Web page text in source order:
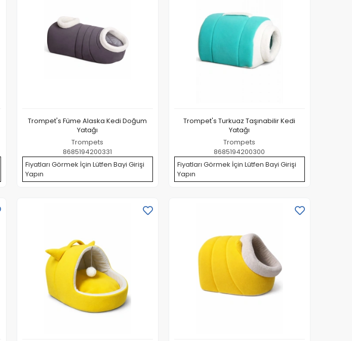
Trompet's Füme Alaska Kedi Doğum
Yatağı
Trompets
8685194200331
Fiyatları Görmek İçin Lütfen Bayi Girişi
Yapın
Trompet's Turkuaz Taşınabilir Kedi
Yatağı
Trompets
8685194200300
Fiyatları Görmek İçin Lütfen Bayi Girişi
Yapın